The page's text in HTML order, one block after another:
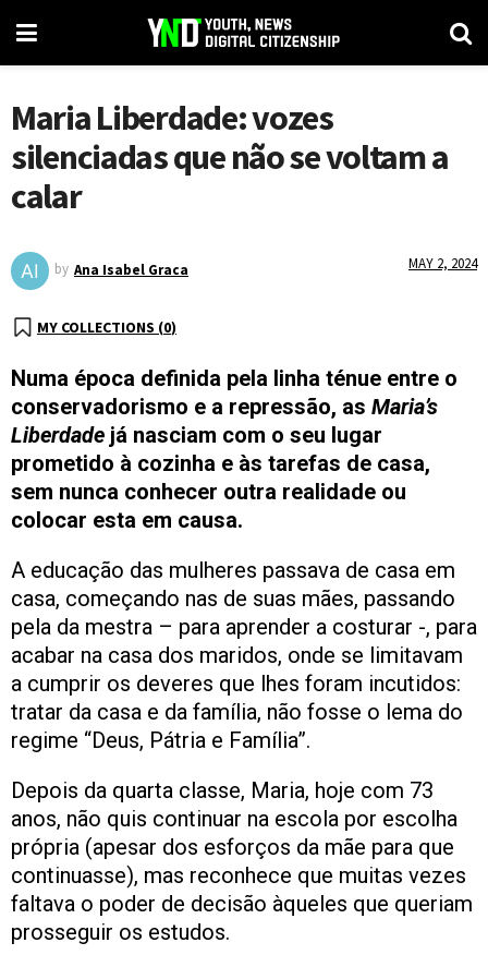
Maria Liberdade: vozes
silenciadas que não se voltam a
calar
by Ana Isabel Graca MAY 2, 2024
MY COLLECTIONS (0)
Numa época definida pela linha ténue entre o
conservadorismo e a repressão, as Maria’s
Liberdade já nasciam com o seu lugar
prometido à cozinha e às tarefas de casa,
sem nunca conhecer outra realidade ou
colocar esta em causa.
A educação das mulheres passava de casa em
casa, começando nas de suas mães, passando
pela da mestra – para aprender a costurar -, para
acabar na casa dos maridos, onde se limitavam
a cumprir os deveres que lhes foram incutidos:
tratar da casa e da família, não fosse o lema do
regime “Deus, Pátria e Família”.
Depois da quarta classe, Maria, hoje com 73
anos, não quis continuar na escola por escolha
própria (apesar dos esforços da mãe para que
continuasse), mas reconhece que muitas vezes
faltava o poder de decisão àqueles que queriam
prosseguir os estudos.